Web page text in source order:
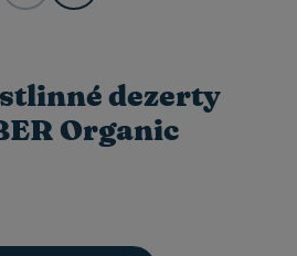
dezerty
Organic